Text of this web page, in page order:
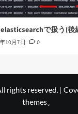
で扱う(後
10月7日 0
rights reserved. |
themes。